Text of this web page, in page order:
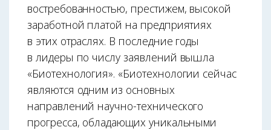
востребованностью, престижем, высокой
заработной платой на предприятиях
в этих отраслях. В последние годы
в лидеры по числу заявлений вышла
«Биотехнология». «Биотехнологии сейчас
являются одним из основных
направлений научно-технического
прогресса, обладающих уникальными